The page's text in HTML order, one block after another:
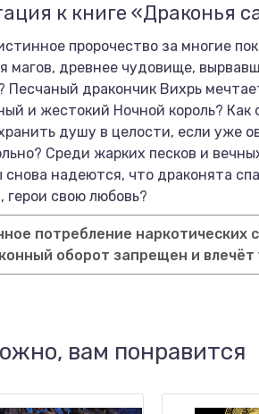
к книге «Драконья
пророчество за многие
магов, древнее чудовище,
Песчаный дракончик Вихрь
и жестокий Ночной король? Как
душу в целости, если уже
Среди жарких песков и
снова надеются, что драконята
герои свою любовь?
потребление наркотических
оборот запрещен и
вам понравится